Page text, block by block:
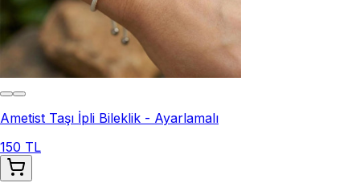
Ametist Taşı İpli Bileklik - Ayarlamalı
150 TL